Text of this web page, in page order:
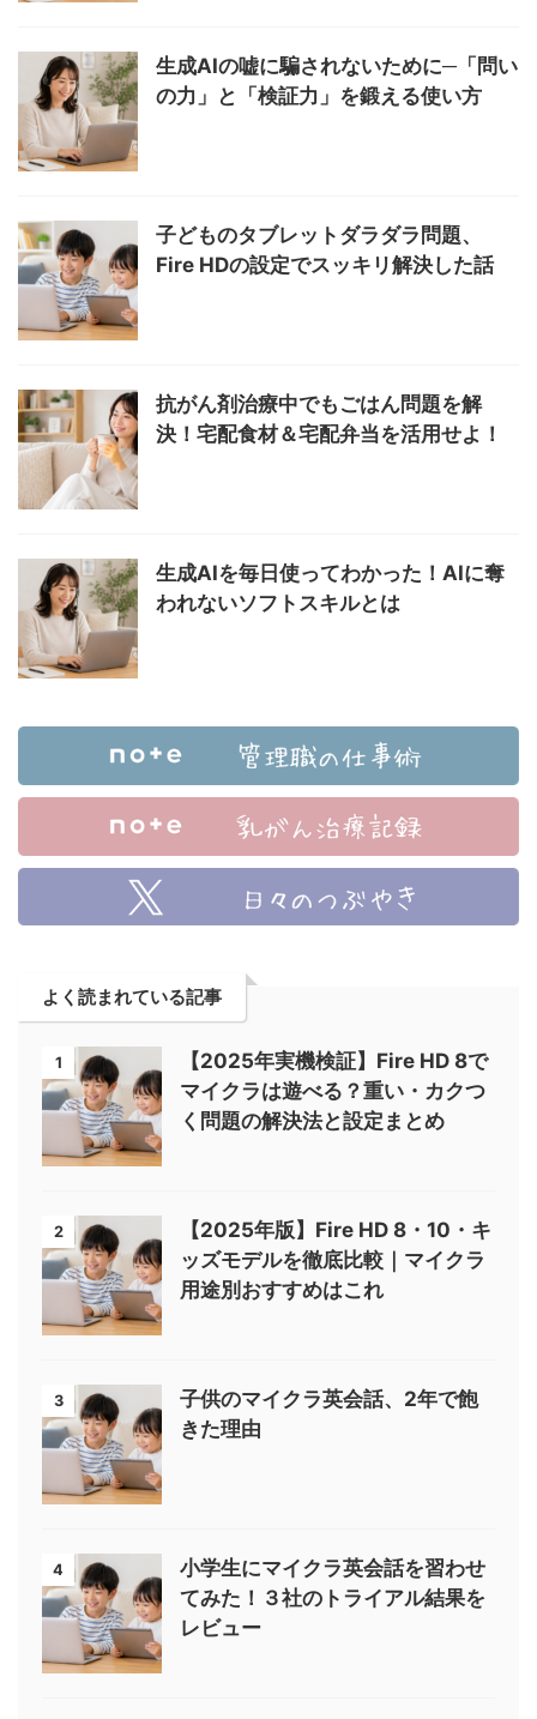
生成AIの嘘に騙されないために─「問い
の力」と「検証力」を鍛える使い方
子どものタブレットダラダラ問題、
Fire HDの設定でスッキリ解決した話
抗がん剤治療中でもごはん問題を解
決！宅配食材＆宅配弁当を活用せよ！
生成AIを毎日使ってわかった！AIに奪
われないソフトスキルとは
よく読まれている記事
1
【2025年実機検証】Fire HD 8で
マイクラは遊べる？重い・カクつ
く問題の解決法と設定まとめ
2
【2025年版】Fire HD 8・10・キ
ッズモデルを徹底比較｜マイクラ
用途別おすすめはこれ
3
子供のマイクラ英会話、2年で飽
きた理由
4
小学生にマイクラ英会話を習わせ
てみた！３社のトライアル結果を
レビュー